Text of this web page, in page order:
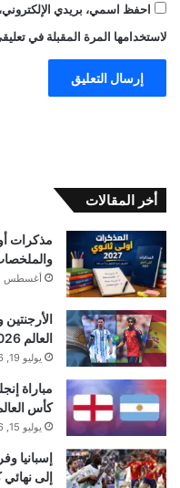
احفظ اسمي، بريدي
لاستخدامها المرة المقبلة في
أخر المقالات
أغسطس 2, 2026
العالم 2026
يوليو 19, 2026
مباراة
كأس العالم
يوليو 15, 2026
إسبانيا
إلى نهائي